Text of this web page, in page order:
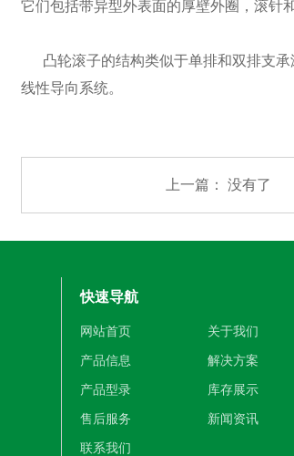
它们包括带异型外表面的厚壁外圈，滚针
凸轮滚子的结构类似于单排和双排支承
线性导向系统。
上一篇： 没有了
快速导航
网站首页 关于我们
产品信息 解决方案
产品型录 库存展示
售后服务 新闻资讯
联系我们